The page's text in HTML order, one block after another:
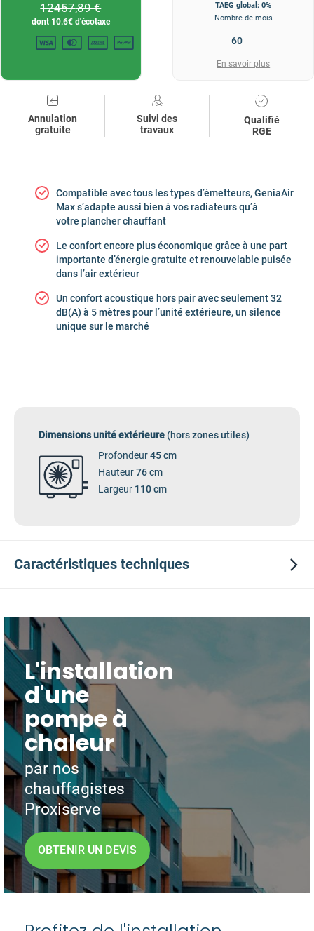
12457,89 €
dont 10.6€ d'écotaxe
TAEG global: 0%
Nombre de mois
En savoir plus
Annulation
gratuite
Suivi des
travaux
Qualifié
RGE
Compatible avec tous les types d’émetteurs, GeniaAir
Max s’adapte aussi bien à vos radiateurs qu’à
votre plancher chauffant
Le confort encore plus économique grâce à une part
importante d’énergie gratuite et renouvelable puisée
dans l’air extérieur
Un confort acoustique hors pair avec seulement 32
dB(A) à 5 mètres pour l’unité extérieure, un silence
unique sur le marché
Dimensions unité extérieure (hors zones utiles)
Profondeur45 cm
Hauteur76 cm
Largeur 110 cm
Caractéristiques techniques
L'installation
d'une
pompe à
chaleur
par nos
chauffagistes
Proxiserve
OBTENIR UN DEVIS